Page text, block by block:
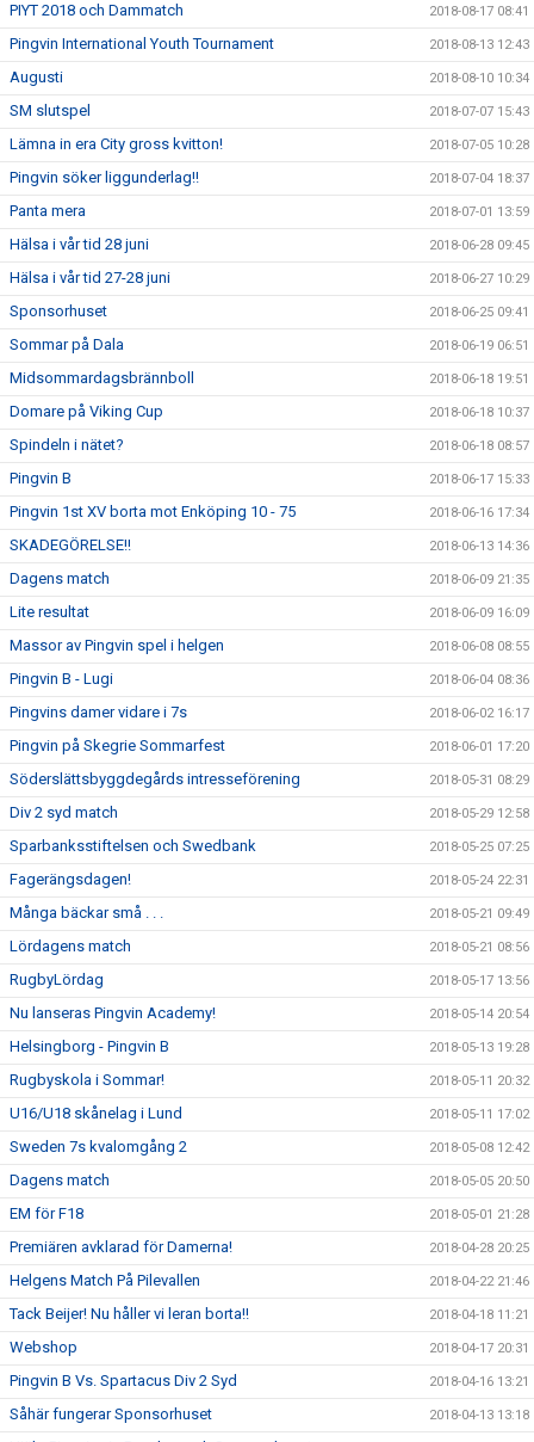
PIYT 2018 och Dammatch 2018-08-17 08:41
Pingvin International Youth Tournament 2018-08-13 12:43
Augusti 2018-08-10 10:34
SM slutspel 2018-07-07 15:43
Lämna in era City gross kvitton! 2018-07-05 10:28
Pingvin söker liggunderlag!! 2018-07-04 18:37
Panta mera 2018-07-01 13:59
Hälsa i vår tid 28 juni 2018-06-28 09:45
Hälsa i vår tid 27-28 juni 2018-06-27 10:29
Sponsorhuset 2018-06-25 09:41
Sommar på Dala 2018-06-19 06:51
Midsommardagsbrännboll 2018-06-18 19:51
Domare på Viking Cup 2018-06-18 10:37
Spindeln i nätet? 2018-06-18 08:57
Pingvin B 2018-06-17 15:33
Pingvin 1st XV borta mot Enköping 10 - 75 2018-06-16 17:34
SKADEGÖRELSE!! 2018-06-13 14:36
Dagens match 2018-06-09 21:35
Lite resultat 2018-06-09 16:09
Massor av Pingvin spel i helgen 2018-06-08 08:55
Pingvin B - Lugi 2018-06-04 08:36
Pingvins damer vidare i 7s 2018-06-02 16:17
Pingvin på Skegrie Sommarfest 2018-06-01 17:20
Söderslättsbyggdegårds intresseförening 2018-05-31 08:29
Div 2 syd match 2018-05-29 12:58
Sparbanksstiftelsen och Swedbank 2018-05-25 07:25
Fagerängsdagen! 2018-05-24 22:31
Många bäckar små . . . 2018-05-21 09:49
Lördagens match 2018-05-21 08:56
RugbyLördag 2018-05-17 13:56
Nu lanseras Pingvin Academy! 2018-05-14 20:54
Helsingborg - Pingvin B 2018-05-13 19:28
Rugbyskola i Sommar! 2018-05-11 20:32
U16/U18 skånelag i Lund 2018-05-11 17:02
Sweden 7s kvalomgång 2 2018-05-08 12:42
Dagens match 2018-05-05 20:50
EM för F18 2018-05-01 21:28
Premiären avklarad för Damerna! 2018-04-28 20:25
Helgens Match På Pilevallen 2018-04-22 21:46
Tack Beijer! Nu håller vi leran borta!! 2018-04-18 11:21
Webshop 2018-04-17 20:31
Pingvin B Vs. Spartacus Div 2 Syd 2018-04-16 13:21
Såhär fungerar Sponsorhuset 2018-04-13 13:18